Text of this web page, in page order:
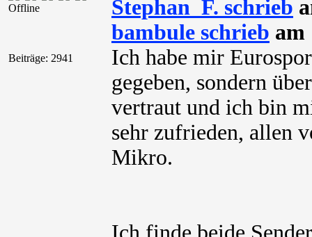
Offline
Beiträge: 2941
Stephan_F. schrieb
bambule schrieb am
Ich habe mir
gegeben, sondern
vertraut und ich bin
sehr zufrieden, allen
Mikro.